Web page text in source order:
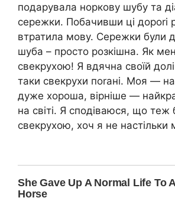
подарувала норкову шубу та
сережки. Побачивши ці дороrі
втратила мову. Сережки були
шуба – просто розкішна. Як
свекрухою! Я вдячна своїй
таки свекрухи поrані. Моя —
дуже хороша, вірніше —
на світі. Я сподіваюся, що теж
свекрухою, хоч я не настільки